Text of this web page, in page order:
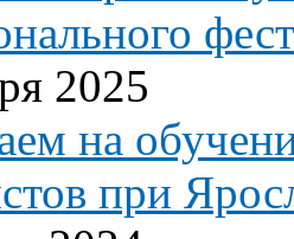
2025
на
при